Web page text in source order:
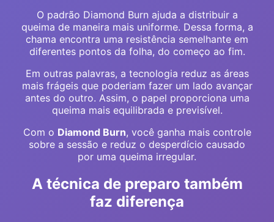
O padrão Diamond Burn ajuda a distribuir a
queima de maneira mais uniforme. Dessa forma, a
chama encontra uma resistência semelhante em
diferentes pontos da folha, do começo ao fim.
Em outras palavras, a tecnologia reduz as áreas
mais frágeis que poderiam fazer um lado avançar
antes do outro. Assim, o papel proporciona uma
queima mais equilibrada e previsível.
Com o Diamond Burn, você ganha mais controle
sobre a sessão e reduz o desperdício causado
por uma queima irregular.
A técnica de preparo também
faz diferença